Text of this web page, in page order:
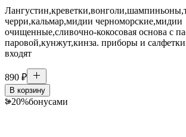
черри,кальмар,мидии черноморские,мидии
очищенные,сливочно-кокосовая основа с
паровой,кунжут,кинза. приборы и
входят
890 ₽
В корзину
20%бонусами